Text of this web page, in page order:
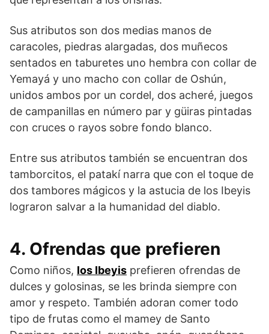
Sus atributos son dos medias manos de
caracoles, piedras alargadas, dos muñecos
sentados en taburetes uno hembra con collar de
Yemayá y uno macho con collar de Oshún,
unidos ambos por un cordel, dos acheré, juegos
de campanillas en número par y güiras pintadas
con cruces o rayos sobre fondo blanco.
Entre sus atributos también se encuentran dos
tamborcitos, el patakí narra que con el toque de
dos tambores mágicos y la astucia de los Ibeyis
lograron salvar a la humanidad del diablo.
4. Ofrendas que prefieren
Como niños, los Ibeyis prefieren ofrendas de
dulces y golosinas, se les brinda siempre con
amor y respeto. También adoran comer todo
tipo de frutas como el mamey de Santo